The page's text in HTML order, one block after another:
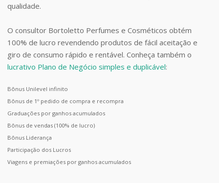
qualidade.
O consultor Bortoletto Perfumes e Cosméticos obtém
100% de lucro revendendo produtos de fácil aceitação e
giro de consumo rápido e rentável. Conheça também o
lucrativo Plano de Negócio simples e duplicável:
Bônus Unilevel infinito
Bônus de 1º pedido de compra e recompra
Graduações por ganhos acumulados
Bônus de vendas (100% de lucro)
Bônus Liderança
Participação dos Lucros
Viagens e premiações por ganhos acumulados